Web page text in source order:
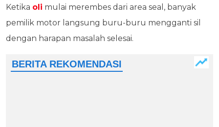
Ketika oli mulai merembes dari area seal, banyak
pemilik motor langsung buru-buru mengganti sil
dengan harapan masalah selesai.